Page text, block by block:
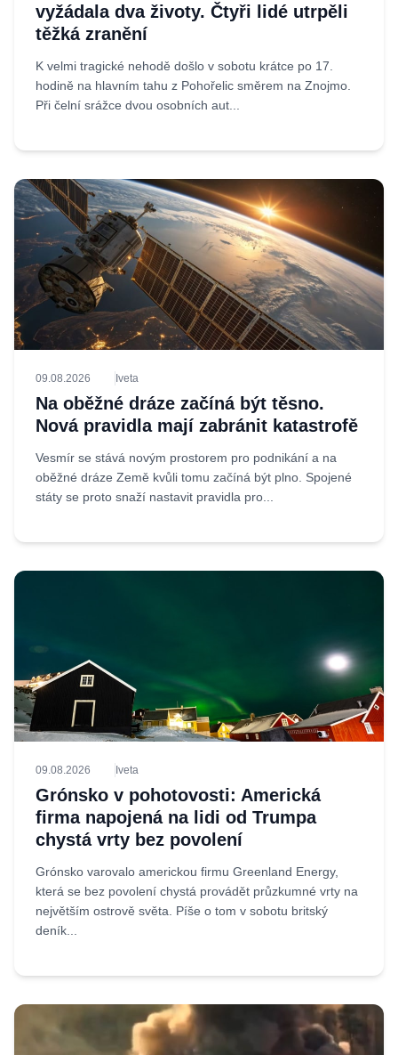
vyžádala dva životy. Čtyři lidé utrpěli
těžká zranění
K velmi tragické nehodě došlo v sobotu krátce po 17.
hodině na hlavním tahu z Pohořelic směrem na Znojmo.
Při čelní srážce dvou osobních aut...
09.08.2026 Iveta
Na oběžné dráze začíná být těsno.
Nová pravidla mají zabránit katastrofě
Vesmír se stává novým prostorem pro podnikání a na
oběžné dráze Země kvůli tomu začíná být plno. Spojené
státy se proto snaží nastavit pravidla pro...
09.08.2026 Iveta
Grónsko v pohotovosti: Americká
firma napojená na lidi od Trumpa
chystá vrty bez povolení
Grónsko varovalo americkou firmu Greenland Energy,
která se bez povolení chystá provádět průzkumné vrty na
největším ostrově světa. Píše o tom v sobotu britský
deník...